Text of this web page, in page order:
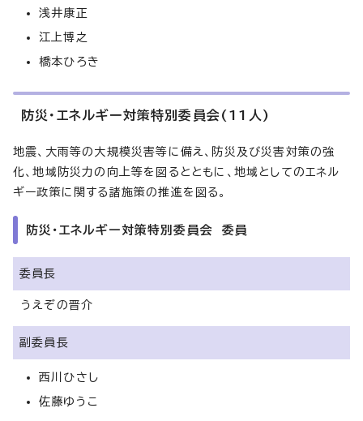
浅井康正
江上博之
橋本ひろき
防災・エネルギー対策特別委員会(11人)
地震、大雨等の大規模災害等に備え、防災及び災害対策の強
化、地域防災力の向上等を図るとともに、地域としてのエネル
ギー政策に関する諸施策の推進を図る。
防災・エネルギー対策特別委員会 委員
委員長
うえぞの晋介
副委員長
西川ひさし
佐藤ゆうこ